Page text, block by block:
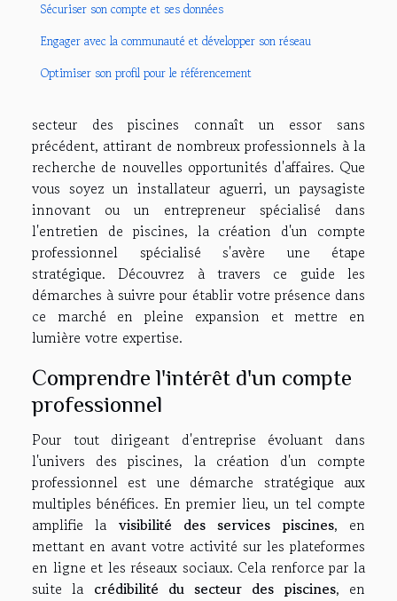
Sécuriser son compte et ses données
Engager avec la communauté et développer son réseau
Optimiser son profil pour le référencement
secteur des piscines connaît un essor sans
précédent, attirant de nombreux professionnels à la
recherche de nouvelles opportunités d'affaires. Que
vous soyez un installateur aguerri, un paysagiste
innovant ou un entrepreneur spécialisé dans
l'entretien de piscines, la création d'un compte
professionnel spécialisé s'avère une étape
stratégique. Découvrez à travers ce guide les
démarches à suivre pour établir votre présence dans
ce marché en pleine expansion et mettre en
lumière votre expertise.
Comprendre l'intérêt d'un compte
professionnel
Pour tout dirigeant d'entreprise évoluant dans
l'univers des piscines, la création d'un compte
professionnel est une démarche stratégique aux
multiples bénéfices. En premier lieu, un tel compte
amplifie la visibilité des services piscines, en
mettant en avant votre activité sur les plateformes
en ligne et les réseaux sociaux. Cela renforce par la
suite la crédibilité du secteur des piscines, en